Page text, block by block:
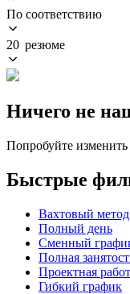
По соответствию
20 резюме
Ничего не
Попробуйте
Быстрые
Вахтовый метод
Полный день
Сменный
Полная
Проектная
Гибкий график